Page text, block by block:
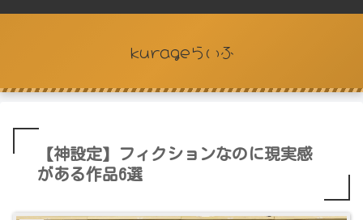
kurageらいふ
【神設定】フィクションなのに現実感
がある作品6選